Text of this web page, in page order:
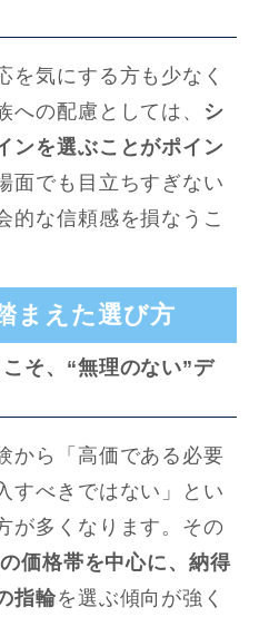
を気にする方も少なく
への配慮としては、 シ
ンを選ぶことがポイン
面でも目立ちすぎない
的な信頼感を損なうこ
まえた選び方
そ、“無理のない”デ
から「高価である必要
すべきではない」とい
が多くなります。その
価格帯を中心に、納得
指輪を選ぶ傾向が強く